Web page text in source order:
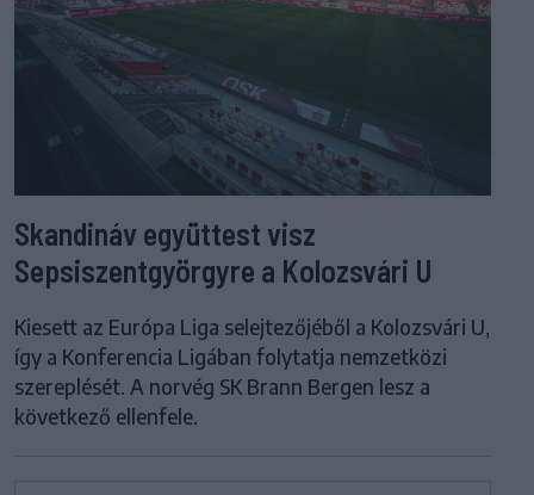
Skandináv együttest visz
Sepsiszentgyörgyre a Kolozsvári U
Kiesett az Európa Liga selejtezőjéből a Kolozsvári U,
így a Konferencia Ligában folytatja nemzetközi
szereplését. A norvég SK Brann Bergen lesz a
következő ellenfele.